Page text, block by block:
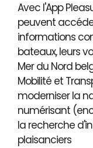
Avec l'App
peuvent
informations
bateaux, leurs
Mer du Nord
Mobilité et
moderniser la
numérisant
la recherche
plaisanciers